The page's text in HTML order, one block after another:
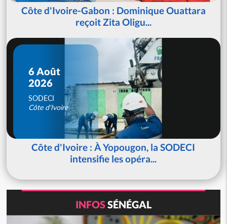
Côte d'Ivoire-Gabon : Dominique Ouattara
reçoit Zita Oligu...
6 Août
2026
SODECI
Côte d'Ivoire
Côte d'Ivoire : À Yopougon, la SODECI
intensifie les opéra...
INFOSSÉNÉGAL